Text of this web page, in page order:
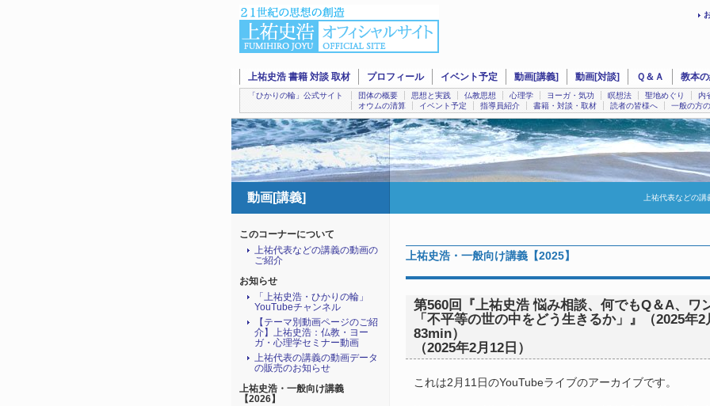
上祐史浩 書籍 対談 取材 プロフィール イベント予定 動画[講義] 動画[対談] Ｑ＆Ａ 教本
「ひかりの輪」公式サイト 団体の概要 思想と実践 仏教思想 心理学 ヨーガ・気功 瞑想法 聖地めぐり 内
オウムの清算
イベント予定 指導員紹介 書籍・対談・取材 読者の皆様へ 一般の方
動画[講義] 上祐代表などの講
上祐史浩・一般向け講義【2025】
第560回『上祐史浩 悩み相談、何でもQ＆A、ワ
「不平等の世の中をどう生きるか」』（2025年
83min）
（2025年2月12日）
これは2月11日のYouTubeライブのアーカイブです。
このコーナーについて
上祐代表などの講義の動画の
ご紹介
お知らせ
「上祐史浩・ひかりの輪」
YouTubeチャンネル
【テーマ別動画ページのご紹
介】上祐史浩：仏教・ヨー
ガ・心理学セミナー動画
上祐代表の講義の動画データ
の販売のお知らせ
上祐史浩・一般向け講義
【2026】